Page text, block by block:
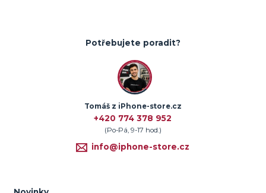
Potřebujete poradit?
Tomáš z iPhone-store.cz
+420 774 378 952
(Po-Pá, 9-17 hod.)
info@iphone-store.cz